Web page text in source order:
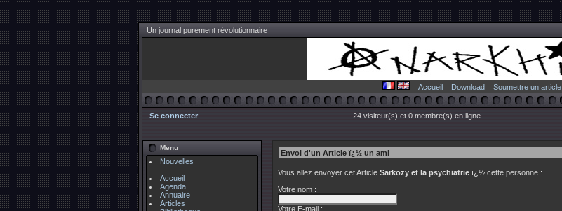
Un journal purement révolutionnaire
Accueil Download Soumettre un article
Se connecter 24 visiteur(s) et 0 membre(s) en ligne.
Menu
Nouvelles
Accueil
Agenda
Annuaire
Articles
Envoi d'un Article ï¿½ un ami
Vous allez envoyer cet Article Sarkozy et la psychiatrie ï¿½ cette personne :
Votre nom :
Votre E-mail :